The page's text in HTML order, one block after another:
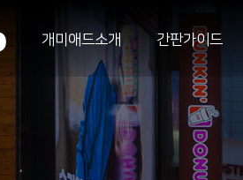
개미애드소개 간판가이드